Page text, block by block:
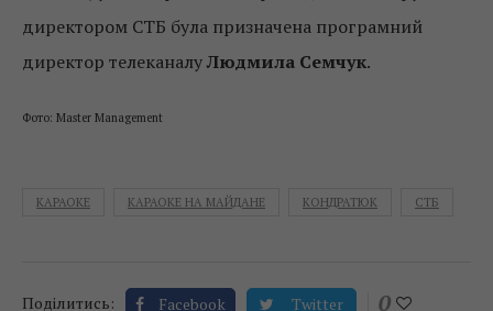
директором СТБ була призначена програмний
директор телеканалуЛюдмила Семчук.
Фото: Master Management
КАРАОКЕ КАРАОКЕ НА МАЙДАНЕ КОНДРАТЮК СТБ
Поділитись: Facebook Twitter 0